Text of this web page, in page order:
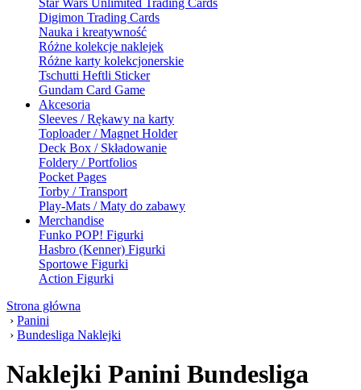
Star Wars Unlimited Trading Cards
Digimon Trading Cards
Nauka i kreatywność
Różne kolekcje naklejek
Różne karty kolekcjonerskie
Tschutti Heftli Sticker
Gundam Card Game
Akcesoria
Sleeves / Rękawy na karty
Toploader / Magnet Holder
Deck Box / Składowanie
Foldery / Portfolios
Pocket Pages
Torby / Transport
Play-Mats / Maty do zabawy
Merchandise
Funko POP! Figurki
Hasbro (Kenner) Figurki
Sportowe Figurki
Action Figurki
Strona główna
› Panini
› Bundesliga Naklejki
Naklejki Panini Bundesliga